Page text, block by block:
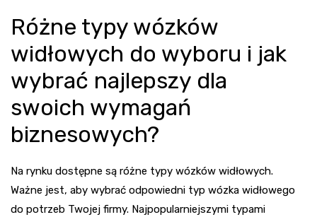
Różne typy wózków
widłowych do wyboru i jak
wybrać najlepszy dla
swoich wymagań
biznesowych?
Na rynku dostępne są różne typy wózków widłowych.
Ważne jest, aby wybrać odpowiedni typ wózka widłowego
do potrzeb Twojej firmy. Najpopularniejszymi typami